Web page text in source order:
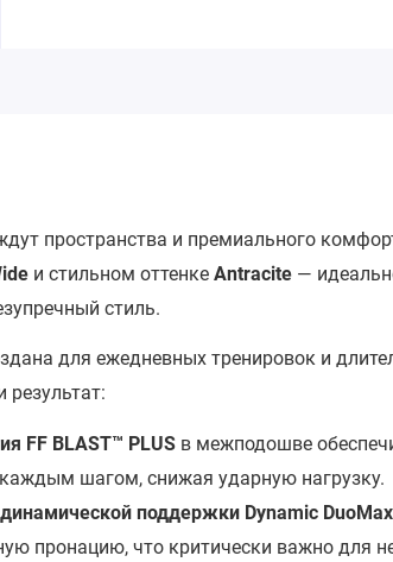
пространства и премиального
и стильном оттенкеAntracite —
стиль.
для ежедневных тренировок и
FF BLAST™ PLUS в межподошве
шагом, снижая ударную нагрузку.
поддержки Dynamic
пронацию, что критически важно для